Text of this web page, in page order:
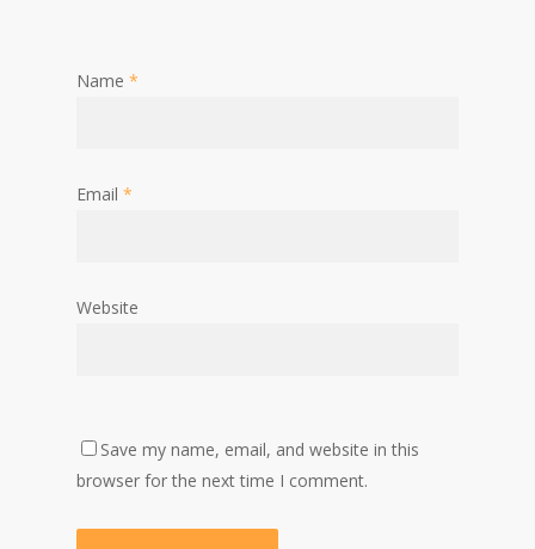
Name *
Email *
Website
Save my name, email, and website in this
browser for the next time I comment.